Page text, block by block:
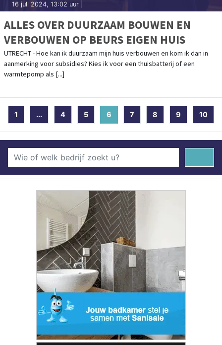
16 juli 2024, 13:02 uur
ALLES OVER DUURZAAM BOUWEN EN
VERBOUWEN OP BEURS EIGEN HUIS
UTRECHT - Hoe kan ik duurzaam mijn huis verbouwen en kom ik dan in
aanmerking voor subsidies? Kies ik voor een thuisbatterij of een
warmtepomp als [...]
1 ... 4 5 6 (current)
7 8 9 10